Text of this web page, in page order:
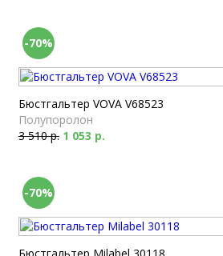
-70%
Бюстгальтер VOVA V68523
Полупоролон
3 510 р. 1 053 р.
-70%